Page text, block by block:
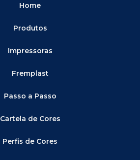
Home
Produtos
Impressoras
Fremplast
Passo a Passo
Cartela de Cores
Perfis de Cores